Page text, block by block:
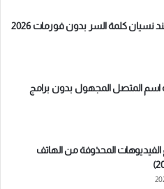
نسيان كلمة السر بدون فورمات 2026
اسم المتصل المجهول بدون برامج
الفيديوهات المحذوفة من الهاتف